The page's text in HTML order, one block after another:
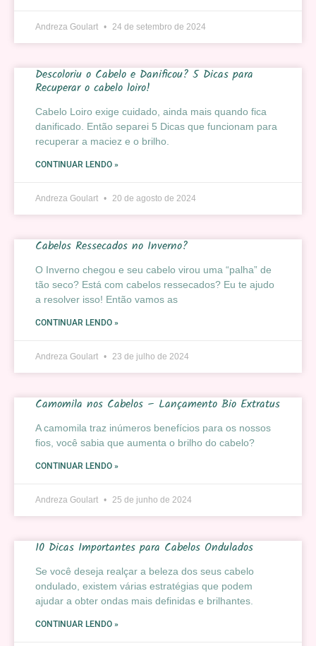
Andreza Goulart 24 de setembro de 2024
Descoloriu o Cabelo e Danificou? 5 Dicas para
Recuperar o cabelo loiro!
Cabelo Loiro exige cuidado, ainda mais quando fica
danificado. Então separei 5 Dicas que funcionam para
recuperar a maciez e o brilho.
CONTINUAR LENDO »
Andreza Goulart 20 de agosto de 2024
Cabelos Ressecados no Inverno?
O Inverno chegou e seu cabelo virou uma “palha” de
tão seco? Está com cabelos ressecados? Eu te ajudo
a resolver isso! Então vamos as
CONTINUAR LENDO »
Andreza Goulart 23 de julho de 2024
Camomila nos Cabelos – Lançamento Bio Extratus
A camomila traz inúmeros benefícios para os nossos
fios, você sabia que aumenta o brilho do cabelo?
CONTINUAR LENDO »
Andreza Goulart 25 de junho de 2024
10 Dicas Importantes para Cabelos Ondulados
Se você deseja realçar a beleza dos seus cabelo
ondulado, existem várias estratégias que podem
ajudar a obter ondas mais definidas e brilhantes.
CONTINUAR LENDO »